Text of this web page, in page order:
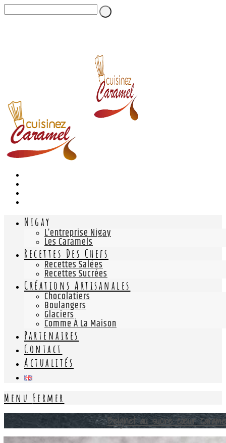
Nigay
L’entreprise Nigay
Les Caramels
Recettes Des Chefs
Recettes Salées
Recettes Sucrées
Créations Artisanales
Chocolatiers
Boulangers
Glaciers
Comme À La Maison
Partenaires
Contact
Actualités
Menu Fermer
Beignet au sucre cœur